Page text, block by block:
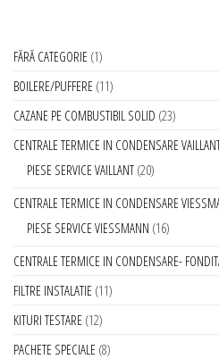
FĂRĂ CATEGORIE 1
BOILERE/PUFFERE 11
CAZANE PE COMBUSTIBIL SOLID 23
CENTRALE TERMICE IN CONDENSARE
PIESE SERVICE VAILLANT 20
CENTRALE TERMICE IN CONDENSARE
PIESE SERVICE VIESSMANN 16
CENTRALE TERMICE IN CONDENSARE-
FILTRE INSTALATIE 11
KITURI TESTARE 12
PACHETE SPECIALE 8